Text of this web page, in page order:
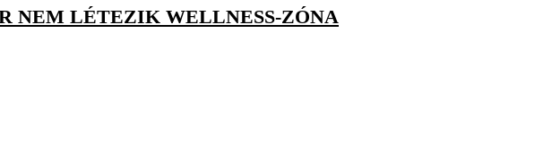
NEM LÉTEZIK WELLNESS-ZÓNA